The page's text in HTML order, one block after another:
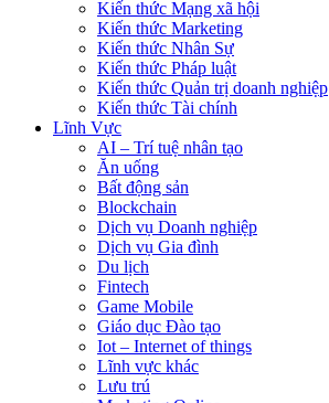
Kiến thức Mạng xã hội
Kiến thức Marketing
Kiến thức Nhân Sự
Kiến thức Pháp luật
Kiến thức Quản trị doanh nghiệp
Kiến thức Tài chính
Lĩnh Vực
AI – Trí tuệ nhân tạo
Ăn uống
Bất động sản
Blockchain
Dịch vụ Doanh nghiệp
Dịch vụ Gia đình
Du lịch
Fintech
Game Mobile
Giáo dục Đào tạo
Iot – Internet of things
Lĩnh vực khác
Lưu trú